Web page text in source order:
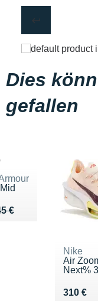
Dies
gefallen
€45 €
€
Nike
Air
Next%
310 €
Vendu